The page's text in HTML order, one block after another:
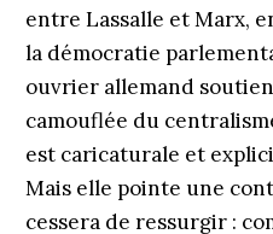
entre Lassalle et Marx,
la démocratie
ouvrier allemand
camouflée du
est caricaturale et
Mais elle pointe une
cessera de ressurgir :